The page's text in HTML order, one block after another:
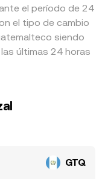
el período de 24
el tipo de cambio
siendo
últimas 24 horas
GTQ